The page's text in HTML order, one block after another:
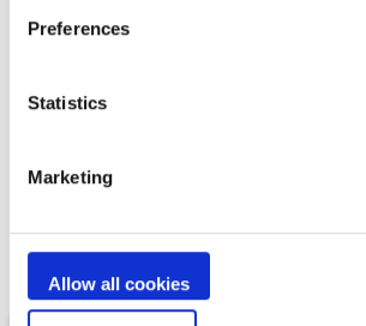
Preferences
Statistics
Marketing
Allow all cookies
Eco-respectueux
Pompes